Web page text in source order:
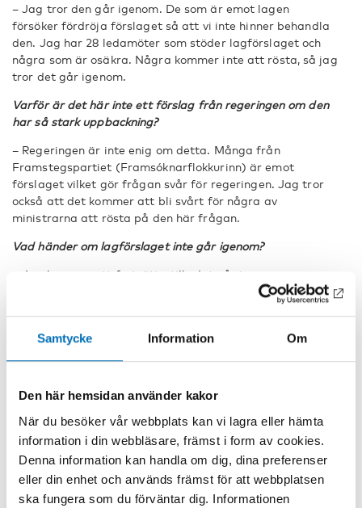
Samtycke Information Om
Den här hemsidan använder kakor
När du besöker vår webbplats kan vi lagra eller hämta
information i din webbläsare, främst i form av cookies.
Denna information kan handla om dig, dina preferenser
eller din enhet och används främst för att webbplatsen
ska fungera som du förväntar dig. Informationen
– Jag tror den går igenom. De som är emot lagen
försöker fördröja förslaget så att vi inte hinner behandla
den. Jag har 28 ledamöter som stöder lagförslaget och
några som är osäkra. Några kommer inte att rösta, så jag
tror det går igenom.
Varför är det här inte ett förslag från regeringen om den
har så stark uppbackning?
– Regeringen är inte enig om detta. Många från
Framstegspartiet (Framsóknarflokkurinn) är emot
förslaget vilket gör frågan svår för regeringen. Jag tror
också att det kommer att bli svårt för några av
ministrarna att rösta på den här frågan.
Vad händer om lagförslaget inte går igenom?
– Jag kommer att fortsätta tills det går igenom.
Vänstern tvekar på lagförslagets stöd
Ögmundur Jónasson, parlamentariker för Vänsterpartiet
säker på att stödet för lagförslaget är så starkt som
Árnason påstår. Jónasson är en av de starkaste kritikerna
till förslaget.
– Jag är tveksam på att lagförslaget går igenom, trots
att många säger att de stöder det. Detta är ett
lagförslag som också är kritiserat från högern, säger